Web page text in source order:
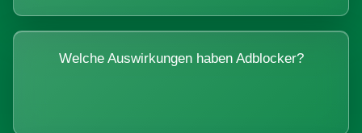
Welche Auswirkungen haben Adblocker?